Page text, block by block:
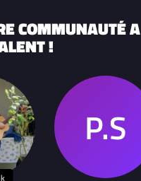
COMMUNAUTÉ A
!